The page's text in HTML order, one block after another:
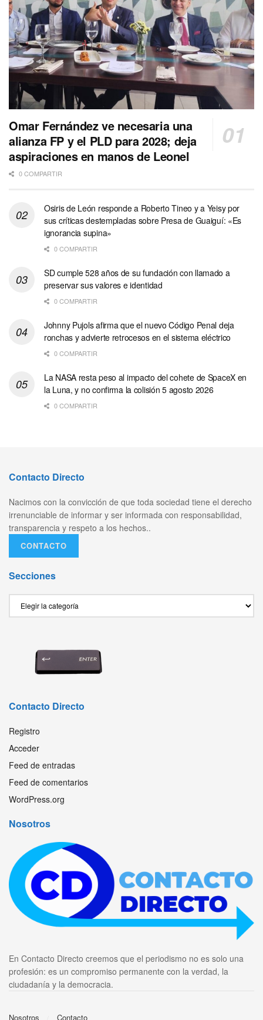
Omar Fernández ve necesaria una
alianza FP y el PLD para 2028; deja
aspiraciones en manos de Leonel
0 COMPARTIR
Osiris de León responde a Roberto Tineo y a Yeisy por
sus críticas destempladas sobre Presa de Guaiguí: «Es
ignorancia supina»
0 COMPARTIR
SD cumple 528 años de su fundación con llamado a
preservar sus valores e identidad
0 COMPARTIR
Johnny Pujols afirma que el nuevo Código Penal deja
ronchas y advierte retrocesos en el sistema eléctrico
0 COMPARTIR
La NASA resta peso al impacto del cohete de SpaceX en
la Luna, y no confirma la colisión 5 agosto 2026
0 COMPARTIR
Contacto Directo
Nacimos con la convicción de que toda sociedad tiene el derecho
irrenunciable de informar y ser informada con responsabilidad,
transparencia y respeto a los hechos..
CONTACTO
Secciones
Contacto Directo
Registro
Acceder
Feed de entradas
Feed de comentarios
WordPress.org
Nosotros
En Contacto Directo creemos que el periodismo no es solo una
profesión: es un compromiso permanente con la verdad, la
ciudadanía y la democracia.
Nosotros Contacto